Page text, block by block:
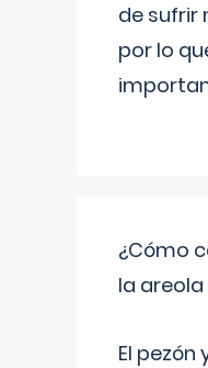
de sufrir
por lo
¿Cómo
la
El pezón